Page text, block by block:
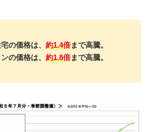
の価格は、 約1.4倍まで高騰。
の価格は、 約1.8倍まで高騰。